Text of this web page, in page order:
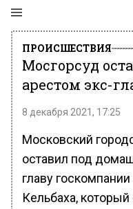
ПРОИСШЕСТВИЯ
Мосгорсуд
арестом экс-
8 декабря 2021, 17:25
Московский
оставил под
главу
Кельбаха,